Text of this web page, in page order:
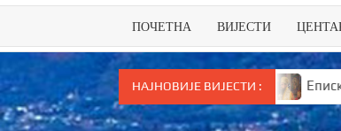
ПОЧЕТНА ВИЈЕСТИ
НАЈНОВИЈЕ ВИЈЕСТИ :
све основце у Српској Епископ Сергије